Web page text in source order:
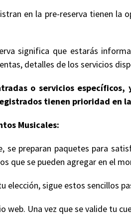
en la pre-reserva tienen la
significa que estarás
detalles de los servicios
o servicios
tienen prioridad en
Musicales:
preparan paquetes para
que se pueden agregar en el
elección, sigue estos sencillos
web. Una vez que se valide tu